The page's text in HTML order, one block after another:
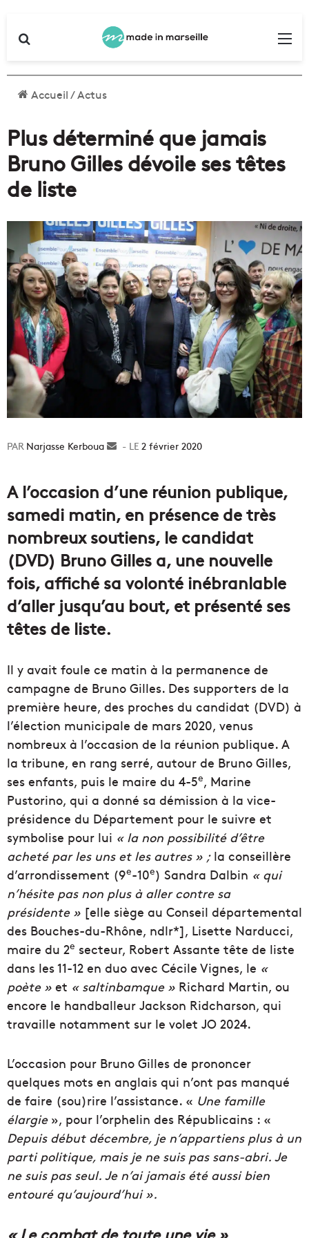
Accueil/Actus
Plus déterminé que jamais
Bruno Gilles dévoile ses têtes
de liste
Narjasse Kerboua
Envoyer2 février 2020
A l’occasion d’une réunion publique,
samedi matin, en présence de très
nombreux soutiens, le candidat
(DVD) Bruno Gilles a, une nouvelle
fois, affiché sa volonté inébranlable
d’aller jusqu’au bout, et présenté ses
têtes de liste.
Il y avait foule ce matin à la permanence de
campagne de Bruno Gilles. Des supporters de la
première heure, des proches du candidat (DVD) à
l’élection municipale de mars 2020, venus
nombreux à l’occasion de la réunion publique. A
la tribune, en rang serré, autour de Bruno Gilles,
ses enfants, puis le maire du 4-5e, Marine
Pustorino, qui a donné sa démission à la vice-
présidence du Département pour le suivre et
symbolise pour lui « la non possibilité d’être
acheté par les uns et les autres » ;la conseillère
d’arrondissement (9e-10e) Sandra Dalbin « qui
n’hésite pas non plus à aller contre sa
présidente » [elle siège au Conseil départemental
des Bouches-du-Rhône, ndlr*], Lisette Narducci,
maire du 2e secteur, Robert Assante tête de liste
dans les 11-12 en duo avec Cécile Vignes, le «
poète » et « saltinbamque » Richard Martin, ou
encore le handballeur Jackson Ridcharson, qui
travaille notamment sur le volet JO 2024.
L’occasion pour Bruno Gilles de prononcer
quelques mots en anglais qui n’ont pas manqué
de faire (sou)rire l’assistance. « Une famille
élargie», pour l’orphelin des Républicains : «
Depuis début décembre, je n’appartiens plus à un
parti politique, mais je ne suis pas sans-abri. Je
ne suis pas seul. Je n’ai jamais été aussi bien
entouré qu’aujourd’hui ».